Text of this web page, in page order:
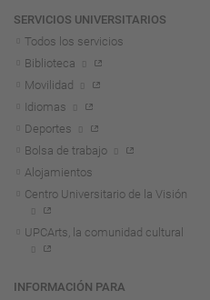
SERVICIOS UNIVERSITARIOS
Todos los servicios
Biblioteca
Movilidad
Idiomas
Deportes
Bolsa de trabajo
Alojamientos
Centro Universitario de la Visión
UPCArts, la comunidad cultural
INFORMACIÓN PARA